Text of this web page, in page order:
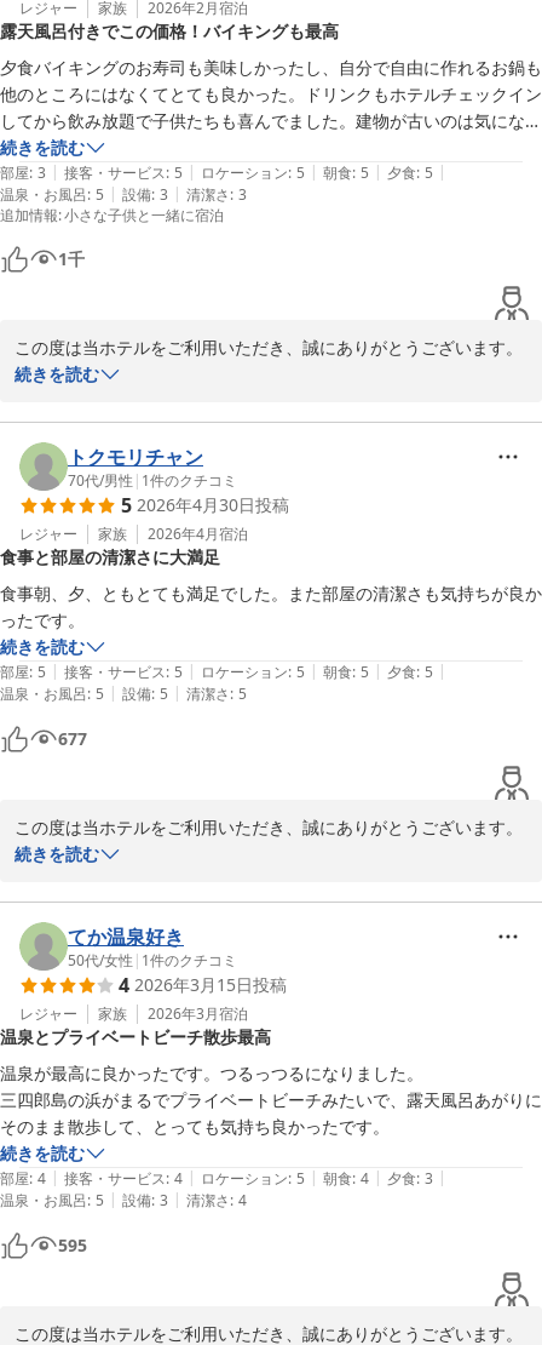
様子や、駄菓子のサービスも含めご家族皆さまでお楽しみいただけ
たこと、大変嬉しく思っております。
また、館内の清掃や温泉につきましてもお褒めのお言葉を頂戴し、
重ねて御礼申し上げます。
温泉とあわせてオールインクルーシブでのご滞在を満喫していただ
けているご様子が伝わり、励みとなっております。
ご来館までお時間がかかるとのことではございますが、また機会が
ございましたらぜひ皆さまでお越しくださいませ。
再びお会いできます日を心よりお待ちしております。
2026-04-08
レジャー 家族 2026年2月宿泊
露天風呂付きでこの価格！バイキングも最高
夕食バイキングのお寿司も美味しかったし、自分で自由に作れるお鍋も
他のところにはなくてとても良かった。ドリンクもホテルチェックイン
してから飲み放題で子供たちも喜んでました。建物が古いのは気になっ
たけど、部屋露天でこの安さ、このバイキングのクオリティなら仕方な
いかなと思う。ホテルマンの方もとても親切でした。
続きを読む
部屋: 3 | 接客・サービス: 5 | ロケーション: 5 | 朝食: 5 | 夕食: 5 |
温泉・お風呂: 5 | 設備: 3 | 清潔さ: 3
追加情報:小さな子供と一緒に宿泊
1千
この度は当ホテルをご利用いただき、誠にありがとうございます。
お料理をお楽しみいただけたとのお言葉、大変嬉しく拝読いたしま
した。
また、チェックイン後からご利用いただけるドリンクサービスにつ
きましても、お子様にもお喜びいただけたとのことで何よりでござ
います。
露天風呂付きのお部屋でのご滞在も満喫いただけたようで、ゆった
りとしたお時間をお過ごしいただけておりましたら、私どもにとり
ましても喜ばしい限りです。
さらに、スタッフの対応につきましても温かいお言葉を頂戴し、大
変励みとなります。
建物の古さにつきましてはご不便をおかけする点もあったかと存じ
ますが、今後より快適にお過ごしいただけるよう、サービスやお食
またのご来館を心よりお待ちしております。
2026-03-11
続きを読む
トクモリチャン
70代/男性 | 1件のクチコミ
5 2026年4月30日投稿
レジャー 家族 2026年4月宿泊
食事と部屋の清潔さに大満足
食事朝、夕、ともとても満足でした。また部屋の清潔さも気持ちが良か
続きを読む
部屋: 5 | 接客・サービス: 5 | ロケーション: 5 | 朝食: 5 | 夕食: 5 |
温泉・お風呂: 5 | 設備: 5 | 清潔さ: 5
677
この度は当ホテルをご利用いただき、誠にありがとうございます。
と、大変嬉しく拝読いたしました。
調理スタッフ含め、従業員一同励みになります。
また、お部屋の清潔さについてもお褒めいただき、快適にお過ごし
いただけたご様子に安堵しております。
これからも皆さまに気持ちよくお過ごしいただけるよう、おもてな
しの向上に努めてまいります。
またのご来館を心よりお待ちしております。
堂ヶ島唯一の自家源泉掛流宿 堂ヶ島温泉ホテル
2026-05-06
続きを読む
てか温泉好き
50代/女性 | 1件のクチコミ
4 2026年3月15日投稿
レジャー 家族 2026年3月宿泊
温泉とプライベートビーチ散歩最高
温泉が最高に良かったです。つるっつるになりました。
三四郎島の浜がまるでプライベートビーチみたいで、露天風呂あがりに
そのまま散歩して、とっても気持ち良かったです。
続きを読む
部屋: 4 | 接客・サービス: 4 | ロケーション: 5 | 朝食: 4 | 夕食: 3 |
温泉・お風呂: 5 | 設備: 3 | 清潔さ: 4
595
この度は当ホテルをご利用いただき、誠にありがとうございます。